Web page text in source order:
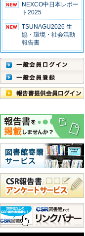
NEXCO中日本レポー
ト2025
TSUNAGU2026 生
協・環境・社会活動
報告書